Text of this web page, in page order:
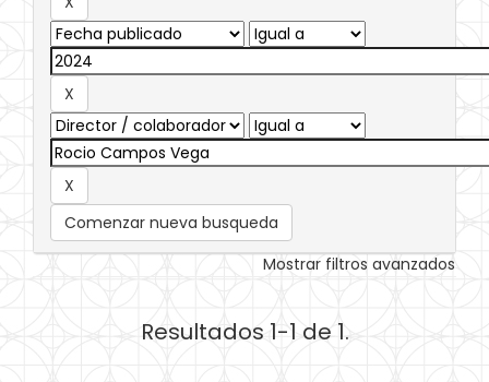
Comenzar nueva busqueda
Mostrar filtros avanzados
Resultados 1-1 de 1.